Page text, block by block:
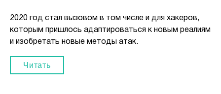
2020 год стал вызовом в том числе и для хакеров,
которым пришлось адаптироваться к новым реалиям
и изобретать новые методы атак.
Читать